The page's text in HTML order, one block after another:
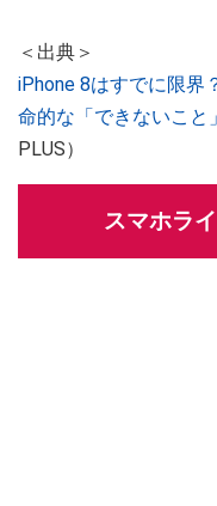
＜出典＞
iPhone 8はすでに限界
命的な「できないこと
PLUS）
スマホラ